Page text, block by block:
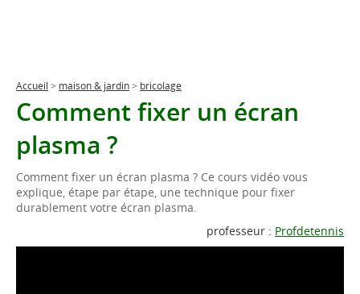
Accueil > maison & jardin> bricolage
Comment fixer un écran
plasma ?
Comment fixer un écran plasma ? Ce cours vidéo vous
explique, étape par étape, une technique pour fixer
durablement votre écran plasma.
professeur : Profdetennis